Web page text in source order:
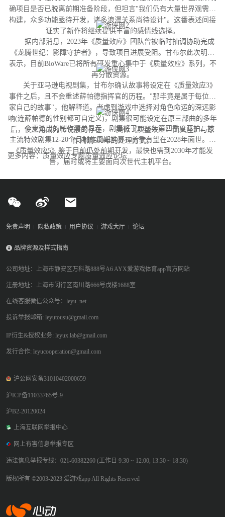
确项目是否已脱离前期准备阶段，但坦言"我们仍有大量世界观需要
构建，众多功能亟待开发，诸多浪漫关系尚待设计"。这番表述间接
证实了新作将继续提供丰富的感情线选择。
据内部消息，2023年《质量效应》团队曾被临时抽调协助完成
《龙腾世纪：影障守护者》，导致项目进展受阻。甘布尔此次明确
表示，目前BioWare已将所有研发重心集中于《质量效应》系列，不
再分散资源。
关于亚马逊电视剧集，甘布尔确认故事将设定在《质量效应3》
事件之后，且不会重述薛帕德指挥官的历程。"那毕竟是属于每位玩
家自己的故事"，他解释道。考虑到游戏中选择对角色命运的深远影
响(连薛帕德的性别都可自定义)，剧集很可能设定在原三部曲的多年
后，使主角成为传说般的存在——类似《质量效应：仙女座》与原
作间隔600年的处理方式。
今夏流出的制作清单显示，剧集将于2026年第四季度开拍。按
主流特效剧集12-20个月制作周期推算，首季有望在2028年面世。而
《质量效应5》鉴于目前仍处前期开发，最快也需到2030年才能发
售，届时或将主要面向次世代主机平台。
更多内容：质量效应专题质量效应论坛
免责声明 隐私政策 用户协议 游戏大厅 论坛
品牌资源及样式指南
公司地址：上海市静安区万科路888号A6 AYX爱游戏体育app官方网站
注册地址：上海市闵行区南川路666号戊楼1688室
在线客服微信公众号：leyu_net
投诉举报邮箱: leyutousu@gmail.com
IP衍生&授权业务: leyux.lab@gmail.com
发行合作: leyucooperation@gmail.com
沪公网安备31010402000659
沪ICP备11033765号-9
沪B2-20120024
上海互联网举报中心
网上有害信息举报专区
违法信息举报专线：021-60382260 (工作日 9:30 ~ 12:00, 13:30 ~ 18:30)
版权所有 ©2003-2023 爱游戏app All Rights Reserved
爱游戏app体育